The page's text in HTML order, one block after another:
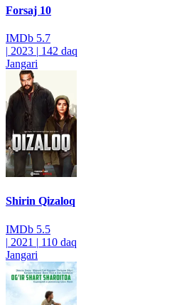
Forsaj 10
IMDb 5.7
| 2023 | 142 daq
Jangari
Shirin Qizaloq
IMDb 5.5
| 2021 | 110 daq
Jangari